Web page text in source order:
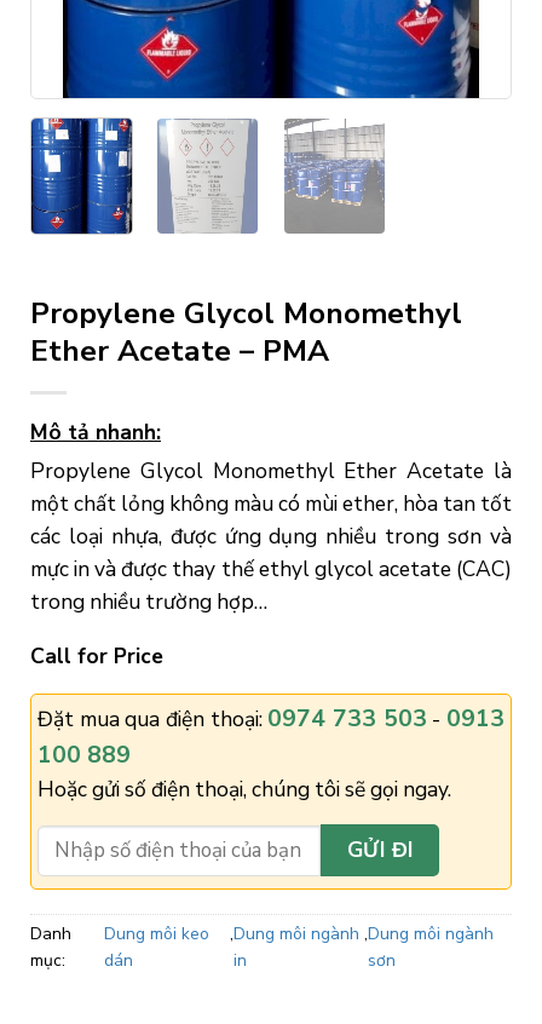
Propylene Glycol Monomethyl
Ether Acetate – PMA
Mô tả nhanh:
Propylene Glycol Monomethyl Ether Acetate là
một chất lỏng không màu có mùi ether, hòa tan tốt
các loại nhựa, được ứng dụng nhiều trong sơn và
mực in và được thay thế ethyl glycol acetate (CAC)
trong nhiều trường hợp…
Call for Price
Đặt mua qua điện thoại: 0974 733 503 - 0913
100 889
Hoặc gửi số điện thoại, chúng tôi sẽ gọi ngay.
Danh
mục:
Dung môi keo
dán
,Dung môi ngành
in
,Dung môi ngành
sơn